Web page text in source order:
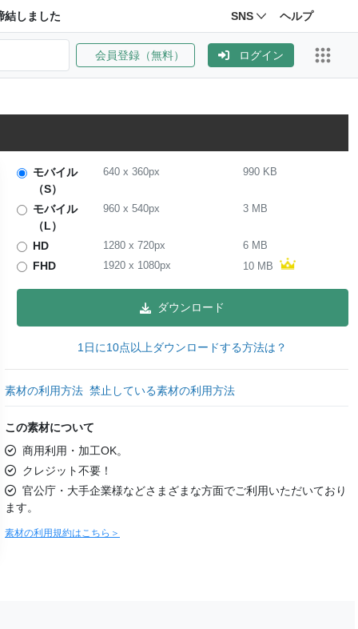
結しました SNS ヘルプ
会員登録（無料） ログイン
モバイル
（S）
640x 360px 990 KB
モバイル
（L）
960x 540px 3 MB
HD 1280x 720px 6 MB
FHD 1920x 1080px 10 MB
ダウンロード
1日に10点以上ダウンロードする方法は？
素材の利用方法 禁止している素材の利用方法
この素材について
商用利用・加工OK。
クレジット不要！
官公庁・大手企業様などさまざまな方面でご利用いただいており
ます。
素材の利用規約はこちら＞